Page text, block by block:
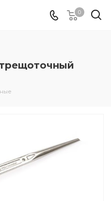
0